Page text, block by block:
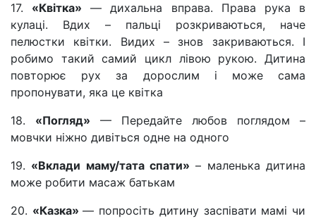
17. «Квітка» — дихальна вправа. Права рука в
кулаці. Вдих – пальці розкриваються, наче
пелюстки квітки. Видих – знов закриваються. І
робимо такий самий цикл лівою рукою. Дитина
повторює рух за дорослим і може сама
пропонувати, яка це квітка
18. «Погляд» — Передайте любов поглядом –
мовчки ніжно дивіться одне на одного
19. «Вклади маму/тата спати» – маленька дитина
може робити масаж батькам
20. «Казка»— попросіть дитину заспівати мамі чи